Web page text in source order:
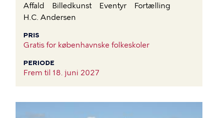
Affald Billedkunst Eventyr
Fortælling
H.C. Andersen
PRIS
Gratis for københavnske folkeskoler
PERIODE
Frem til 18. juni 2027
BILLEDE